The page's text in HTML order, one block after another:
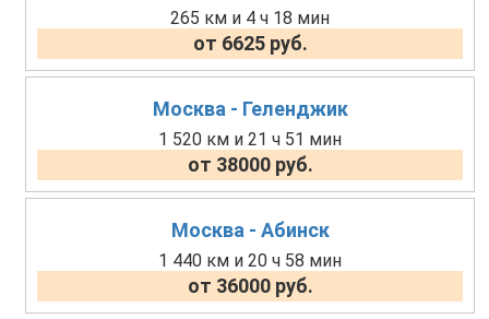
265 км и 4 ч 18 мин
от 6625 руб.
Москва - Геленджик
1 520 км и 21 ч 51 мин
от 38000 руб.
Москва - Абинск
1 440 км и 20 ч 58 мин
от 36000 руб.